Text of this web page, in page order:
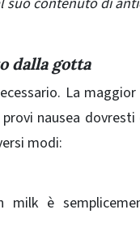
dalla gotta
La
nausea
modi:
milk è